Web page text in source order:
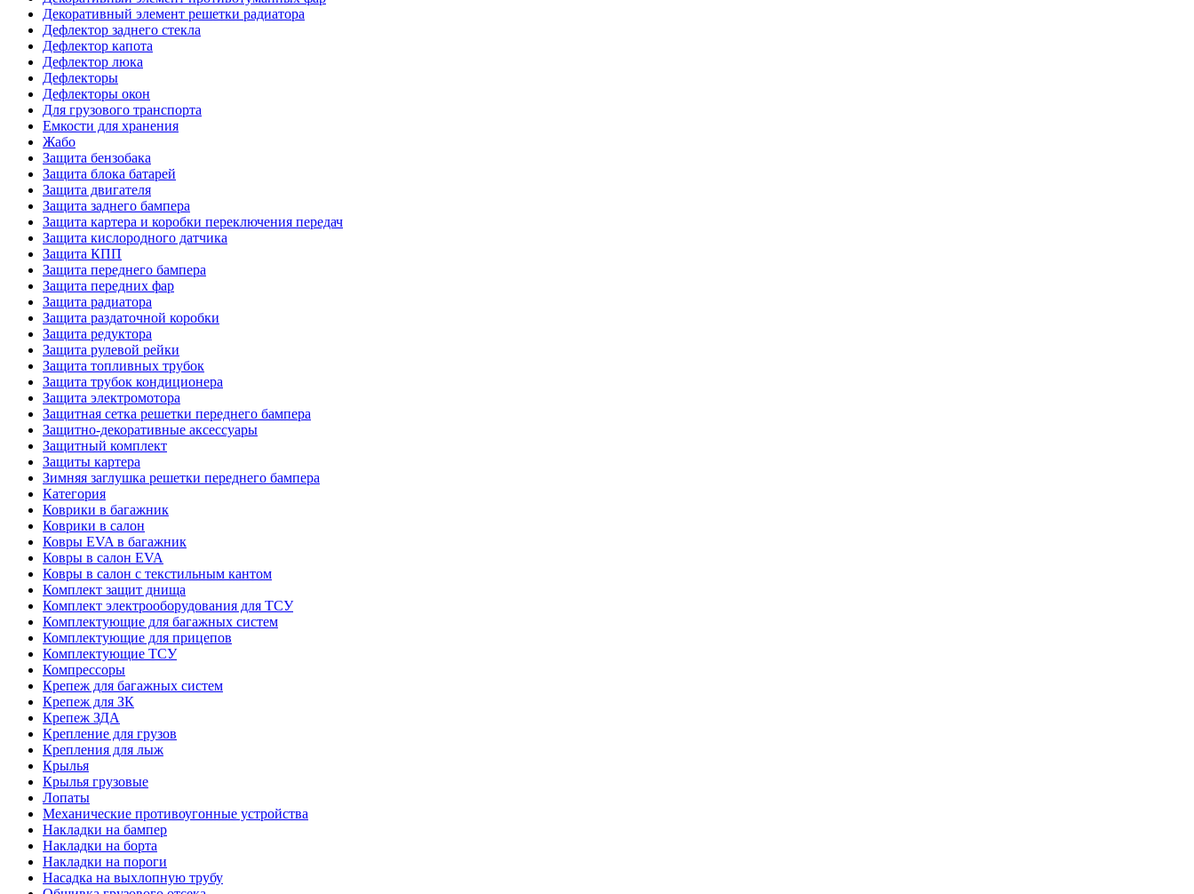
Декоративный элемент решетки радиатора
Дефлектор заднего стекла
Дефлектор капота
Дефлектор люка
Дефлекторы
Дефлекторы окон
Для грузового транспорта
Емкости для хранения
Жабо
Защита бензобака
Защита блока батарей
Защита двигателя
Защита заднего бампера
Защита картера и коробки переключения передач
Защита кислородного датчика
Защита КПП
Защита переднего бампера
Защита передних фар
Защита радиатора
Защита раздаточной коробки
Защита редуктора
Защита рулевой рейки
Защита топливных трубок
Защита трубок кондиционера
Защита электромотора
Защитная сетка решетки переднего бампера
Защитно-декоративные аксессуары
Защитный комплект
Защиты картера
Зимняя заглушка решетки переднего бампера
Категория
Коврики в багажник
Коврики в салон
Ковры EVA в багажник
Ковры в салон EVA
Ковры в салон с текстильным кантом
Комплект защит днища
Комплект электрооборудования для ТСУ
Комплектующие для багажных систем
Комплектующие для прицепов
Комплектующие ТСУ
Компрессоры
Крепеж для багажных систем
Крепеж для ЗК
Крепеж ЗДА
Крепление для грузов
Крепления для лыж
Крылья
Крылья грузовые
Лопаты
Механические противоугонные устройства
Накладки на бампер
Накладки на борта
Накладки на пороги
Насадка на выхлопную трубу